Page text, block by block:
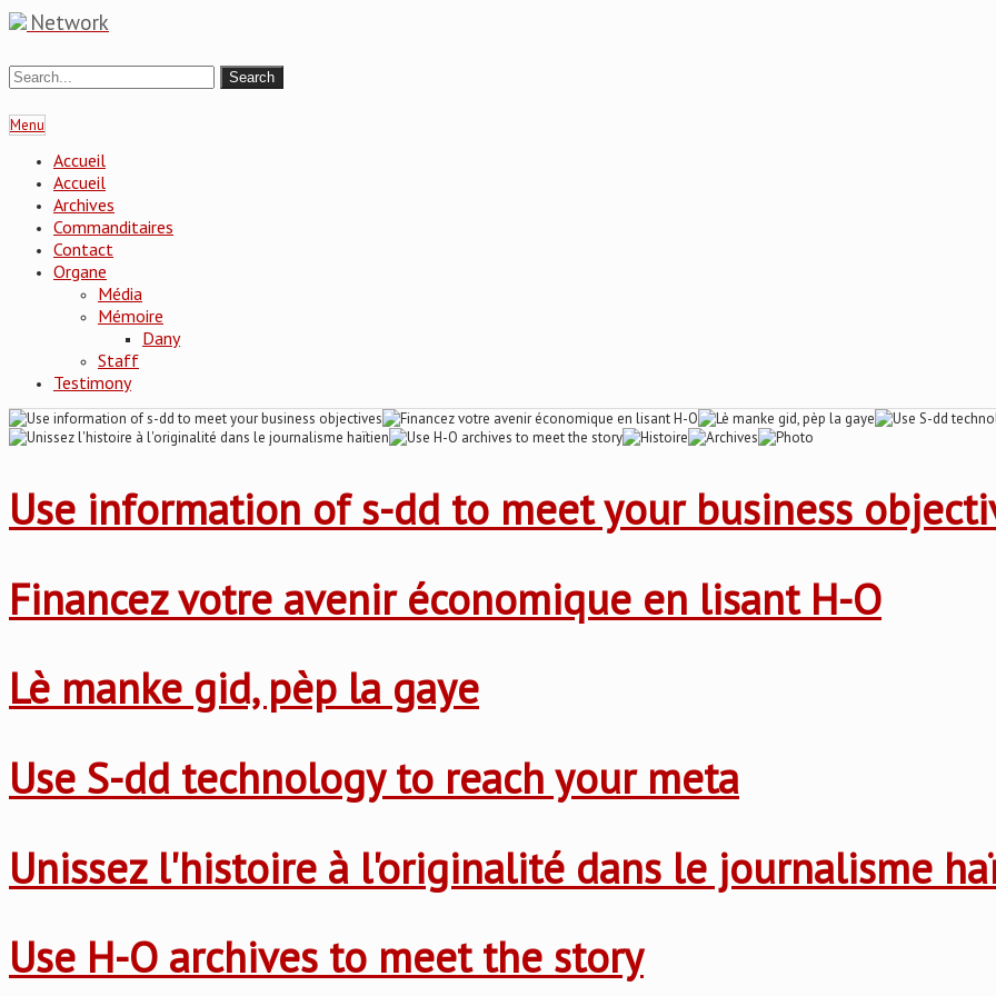
Network
Menu
Accueil
Accueil
Archives
Commanditaires
Contact
Organe
Média
Mémoire
Dany
Staff
Testimony
Use information of s-dd to meet your business
Financez votre avenir économique en lisant H-O
Lè manke gid, pèp la gaye
Use S-dd technology to reach your meta
Unissez l'histoire à l'originalité dans le journalisme
Use H-O archives to meet the story